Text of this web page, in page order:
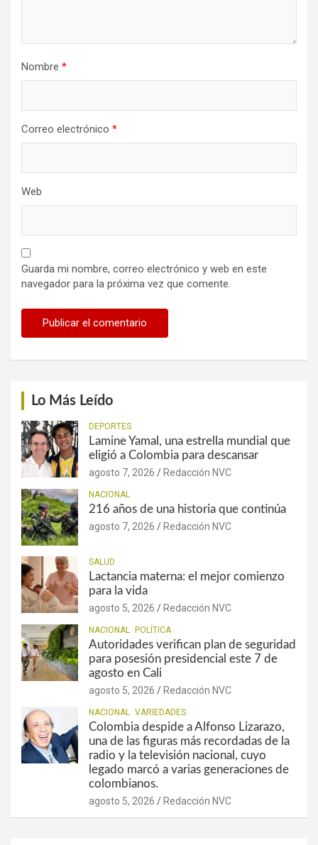
Nombre *
Correo electrónico *
Web
Guarda mi nombre, correo electrónico y web en este
navegador para la próxima vez que comente.
Lo Más Leído
DEPORTES
Lamine Yamal, una estrella mundial que
eligió a Colombia para descansar
agosto 7, 2026 Redacción NVC
NACIONAL
216 años de una historia que continúa
agosto 7, 2026 Redacción NVC
SALUD
Lactancia materna: el mejor comienzo
para la vida
agosto 5, 2026 Redacción NVC
NACIONAL POLÍTICA
Autoridades verifican plan de seguridad
para posesión presidencial este 7 de
agosto en Cali
agosto 5, 2026 Redacción NVC
NACIONAL VARIEDADES
Colombia despide a Alfonso Lizarazo,
una de las figuras más recordadas de la
radio y la televisión nacional, cuyo
legado marcó a varias generaciones de
colombianos.
agosto 5, 2026 Redacción NVC